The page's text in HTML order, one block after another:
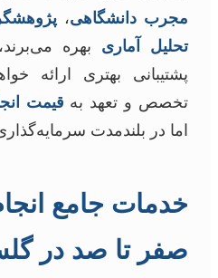
مجرب دانشگاهی،
تحلیل آماری بهره
پشتیبانی بهتری ارائه
تخصص و تعهد به قیمت
اما در بلندمدت
خدمات جامع
صفر تا صد در